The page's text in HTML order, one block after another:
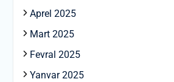
Aprel 2025
Mart 2025
Fevral 2025
Yanvar 2025